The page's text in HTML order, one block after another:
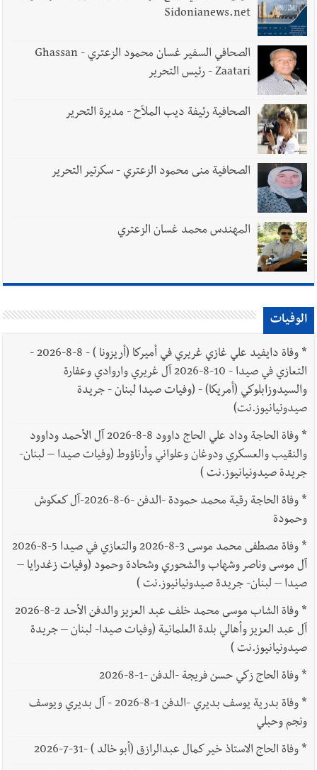
Sidonianews.net
الصحافي السفير غسان محمود الزعتري - Ghassan
Zaatari - رئيس التحرير
الصحافية رئيفة ديب الملاّح - مديرة التحرير
الصحافية منى محمود الزعتري - سكرتير التحرير
المهندس محمد غسان الزعتري
الوفيات
*
وفاة دايفيد علي غازي غريري في أميركا (أريزونا ) - 8-8-2026 -
التعازي في صيدا - 10-8-2026 آل غريري واروادي وعفارة
والسيدوزابلوكي (أمريكا) - (وفيات صيدا لبنان - جريدة
صيدونيانيوز.نت)
*
وفاة الحاجة وداد علي الحاج داوود 8-8-2026 آل الأحمد وداوود
والنقيب والعسكري ودوغان وعلواني وأرناؤوط (وفيات صيدا – لبنان-
جريدة صيدونيانيوز.نت )
*
وفاة الحاجة رقية محمد حمودة -الدفن -6-8-2026-آل كعكوش
وحمودة
*
وفاة مصطفى محمد موسى 3-8-2026 والتعازي في صيدا 5-8-2026
آل موسى وناصر وشهاب والشحوري وشحادة وحمود (وفيات زغدرايا –
صيدا – لبنان- جريدة صيدونيانيوز.نت )
*
وفاة الشاب موسى محمد خلف عبد العزيز والدفن الأحد 2-8-2026
آل عبد العزيز وأهالي بلدة العلمانية (وفيات صيدا- لبنان – جريدة
صيدونيانيوز.نت )
*وفاة الحاج زكي حسن فريجة -الدفن -1-8-2026
*
وفاة بدرية يوسف بديري -الدفن 1-8-2026 - آل بديري ويوسف
ونجم وحبلي
*وفاة الحاج الاستاذ خير كمال عبدالرازق (أبو خالد ) -31-7-2026